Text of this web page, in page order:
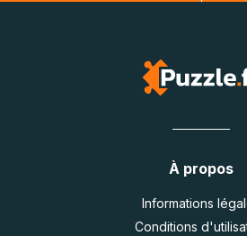
À propos
Informations
Conditions